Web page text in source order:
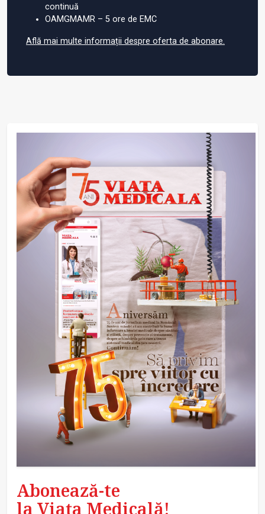
continuă
OAMGMAMR – 5 ore de EMC
Află mai multe informații despre oferta de abonare.
Abonează-te
la Viața Medicală!